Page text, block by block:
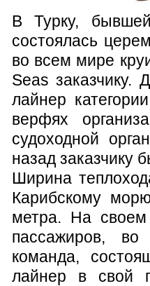
В Турку,
состоялась
во всем мире
Seas заказчику.
лайнер
верфях
судоходной
назад заказчику
Ширина
Карибскому
метра. На своем
пассажиров,
команда,
лайнер в свой